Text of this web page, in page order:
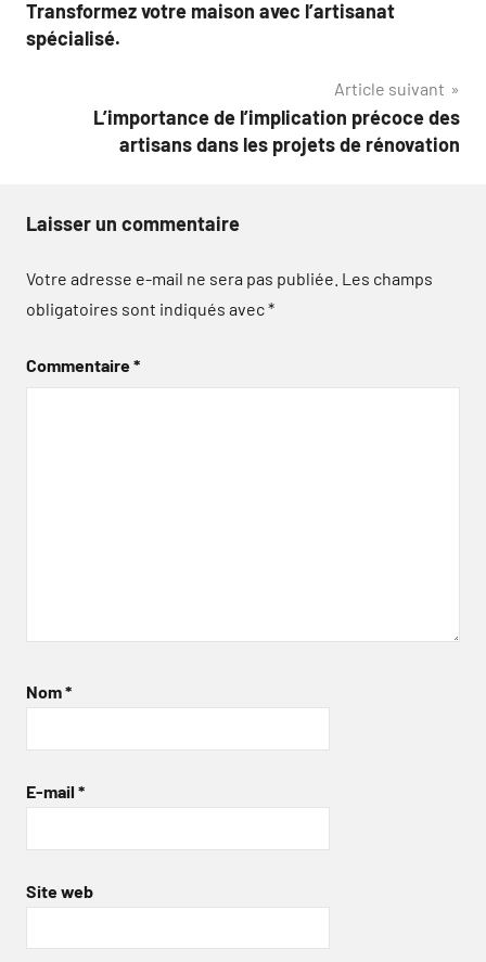
de
Transformez votre maison avec l’artisanat
spécialisé.
Article suivant
L’importance de l’implication précoce des
artisans dans les projets de rénovation
Laisser un commentaire
Votre adresse e-mail ne sera pas publiée. Les champs
obligatoires sont indiqués avec*
Commentaire*
Nom*
E-mail *
Site web